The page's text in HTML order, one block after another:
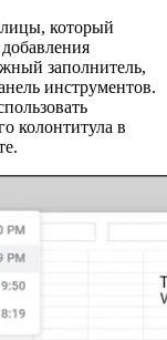
который
заполнитель,
инструментов.
колонтитула в